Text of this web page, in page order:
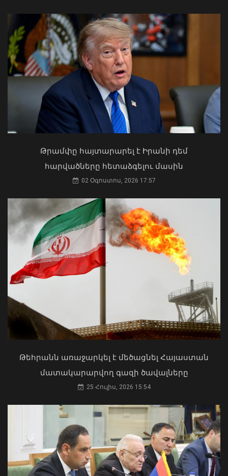
շաբաթ գերազանցել է թույլատրելի
սահմանը
08 Օգոստոս, 2026 11:03
Մ-2 միջպետական ճանապարհի
Իշխանասար-Նորավան հատվածում
միջին նորոգման աշխատանքներ են
կատարվում
08 Օգոստոս, 2026 10:50
ՀՀ տարածքում
ավտոճանապարհներն անցանելի են
08 Օգոստոս, 2026 10:38
Ուկրաինայի Գերագույն Ռադայի
նախագահը շնորհավորել է ՀՀ ԱԺ
նախագահին
04 Օգոստոս, 2026 17:41
Ի՞նչ ուղերձ էր ոտքի չկանգնելը.
Աղաջանյանը` ընդդիմությանը
02 Օգոստոս, 2026 15:22
Թրամփը հայտարարել է Իրանի դեմ
հարվածները հետաձգելու մասին
02 Օգոստոս, 2026 17:57
Թեհրանն առաջարկել է մեծացնել Հայաստան
մատակարարվող գազի ծավալները
25 Հուլիս, 2026 15:54